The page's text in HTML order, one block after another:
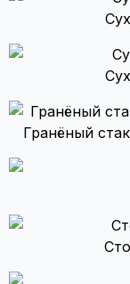
Гранёный